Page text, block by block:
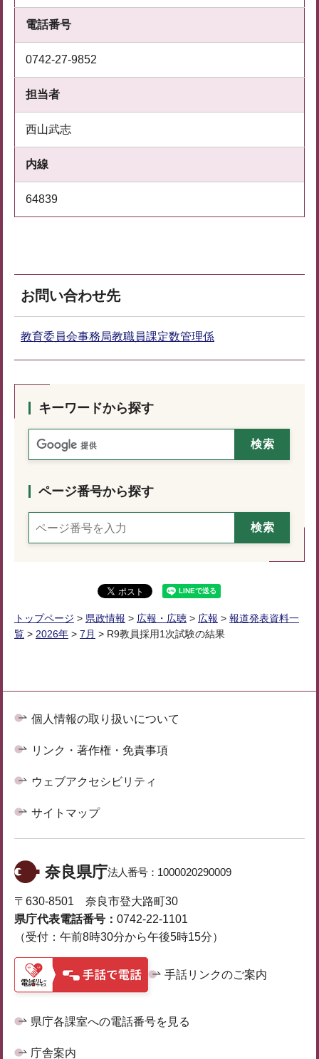
電話番号
0742-27-9852
担当者
西山武志
内線
64839
お問い合わせ先
教育委員会事務局教職員課定数管理係
キーワードから探す
ページ番号から探す
トップページ > 県政情報 > 広報・広聴 > 広報 > 報道発表資料一
覧 > 2026年 > 7月 > R9教員採用1次試験の結果
個人情報の取り扱いについて
リンク・著作権・免責事項
ウェブアクセシビリティ
サイトマップ
奈良県庁法人番号： 1000020290009
〒630-8501 奈良市登大路町30
県庁代表電話番号： 0742-22-1101
（受付：午前8時30分から午後5時15分）
手話リンクのご案内
県庁各課室への電話番号を見る
庁舎案内